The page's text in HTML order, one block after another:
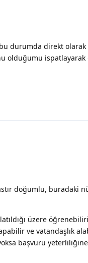
durumda direkt
olduğumu
doğumlu, buradaki
üzere
ve vatandaşlık
başvuru